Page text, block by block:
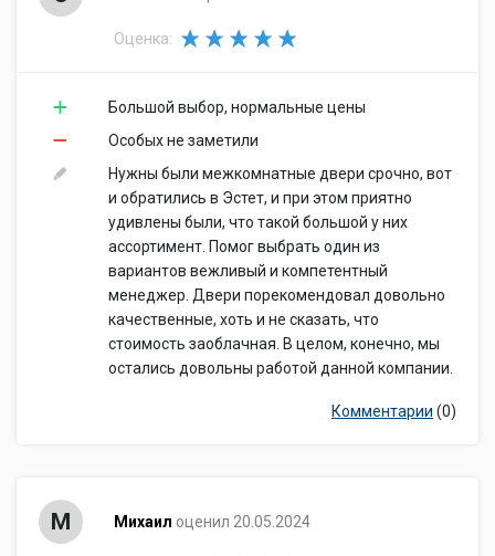
Оценка:
Большой выбор, нормальные цены
Особых не заметили
Нужны были межкомнатные двери срочно, вот
и обратились в Эстет, и при этом приятно
удивлены были, что такой большой у них
ассортимент. Помог выбрать один из
вариантов вежливый и компетентный
менеджер. Двери порекомендовал довольно
качественные, хоть и не сказать, что
стоимость заоблачная. В целом, конечно, мы
остались довольны работой данной компании.
Комментарии (0)
М Михаил оценил 20.05.2024